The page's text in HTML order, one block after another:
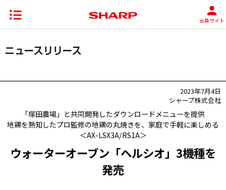
会員サイト
2023年7月4日
シャープ株式会社
「塚田農場」と共同開発したダウンロードメニューを提供
地鶏を熟知したプロ監修の地鶏の丸焼きを、家庭で手軽に楽しめる
＜AX-LSX3A/RS1A＞
ウォーターオーブン「ヘルシオ」3機種を
発売